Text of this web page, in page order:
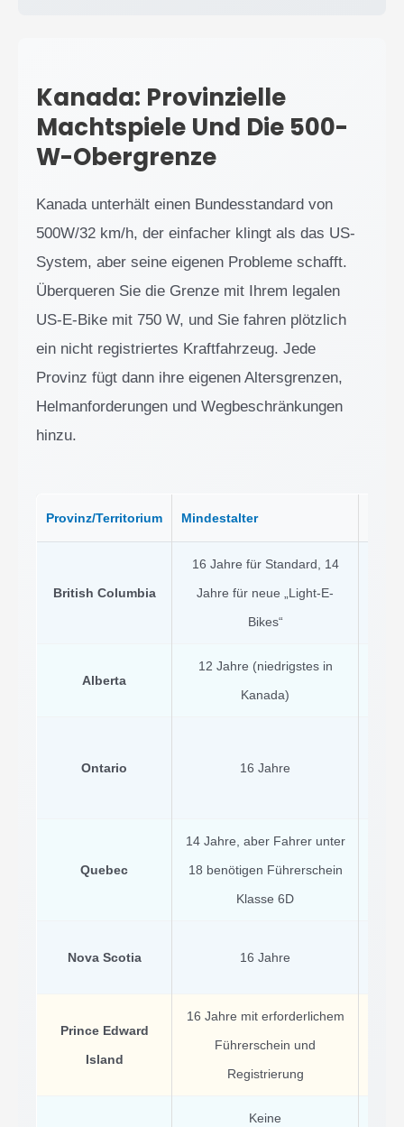
Kanada: Provinzielle
Machtspiele Und Die 500-
W-Obergrenze
Kanada unterhält einen Bundesstandard von
500W/32 km/h, der einfacher klingt als das US-
System, aber seine eigenen Probleme schafft.
Überqueren Sie die Grenze mit Ihrem legalen
US-E-Bike mit 750 W, und Sie fahren plötzlich
ein nicht registriertes Kraftfahrzeug. Jede
Provinz fügt dann ihre eigenen Altersgrenzen,
Helmanforderungen und Wegbeschränkungen
hinzu.
Provinz/Territorium Mindestalter
British Columbia
16 Jahre für Standard, 14
Jahre für neue „Light-E-
Bikes“
Alberta
12 Jahre (niedrigstes in
Kanada)
Ontario 16 Jahre
Quebec
14 Jahre, aber Fahrer unter
18 benötigen Führerschein
Klasse 6D
Nova Scotia 16 Jahre
Prince Edward
Island
16 Jahre mit erforderlichem
Führerschein und
Registrierung
Keine